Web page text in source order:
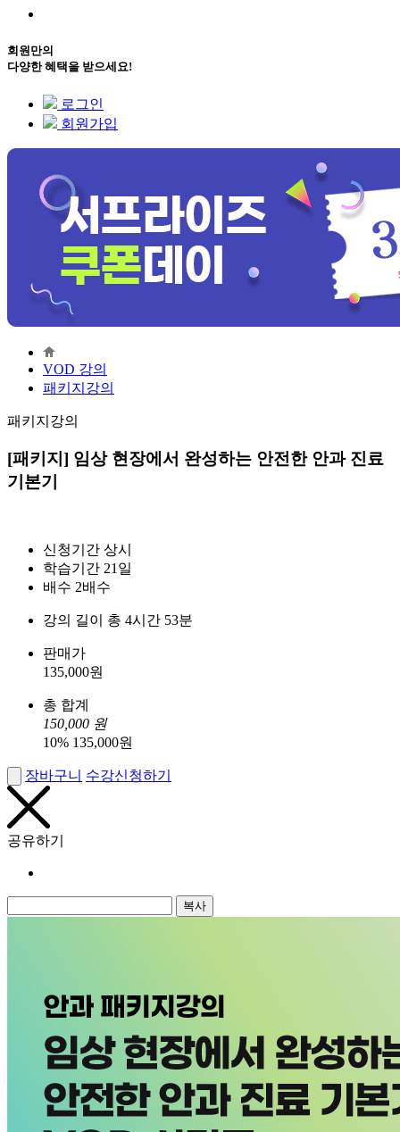
회원만의
다양한 혜택을 받으세요!
로그인
회원가입
VOD 강의
패키지강의
패키지강의
[패키지] 임상 현장에서 완성하는 안전한 안과 진료
기본기
신청기간 상시
학습기간 21일
배수 2배수
강의 길이 총 4시간 53분
판매가
135,000원
총 합계
150,000 원
10% 135,000원
장바구니 수강신청하기
공유하기
복사